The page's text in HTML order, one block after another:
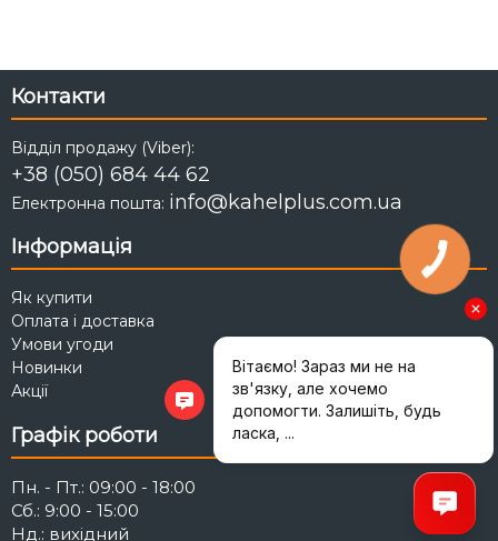
Контакти
Відділ продажу (Viber):
+38 (050) 684 44 62
Електронна пошта: info@kahelplus.com.ua
Інформація
Як купити
Оплата і доставка
Умови угоди
Новинки
Акції
Графік роботи
Пн. - Пт.: 09:00 - 18:00
Сб.: 9:00 - 15:00
Нд.: вихідний